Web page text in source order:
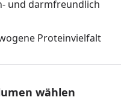
und darmfreundlich
Proteinvielfalt
wählen